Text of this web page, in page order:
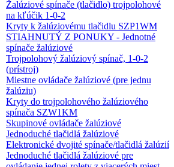
Žalúziové spínače (tlačidlo) trojpolohové
na kľúčik 1-0-2
Kryty k žalúziovému tlačidlu SZP1WM
STIAHNUTÝ Z PONUKY - Jednotné
spínače žalúziové
Trojpolohový žalúziový spínač, 1-0-2
(prístroj)
Miestne ovládače žalúziové (pre jednu
žalúziu)
Kryty do trojpolohového žalúziového
spínača SZW1KM
Skupinové ovládače žalúziové
Jednoduché tlačidlá žalúziové
Elektronické dvojité spínače/tlačidlá žalúzií
Jednoduché tlačidlá žalúziové pre